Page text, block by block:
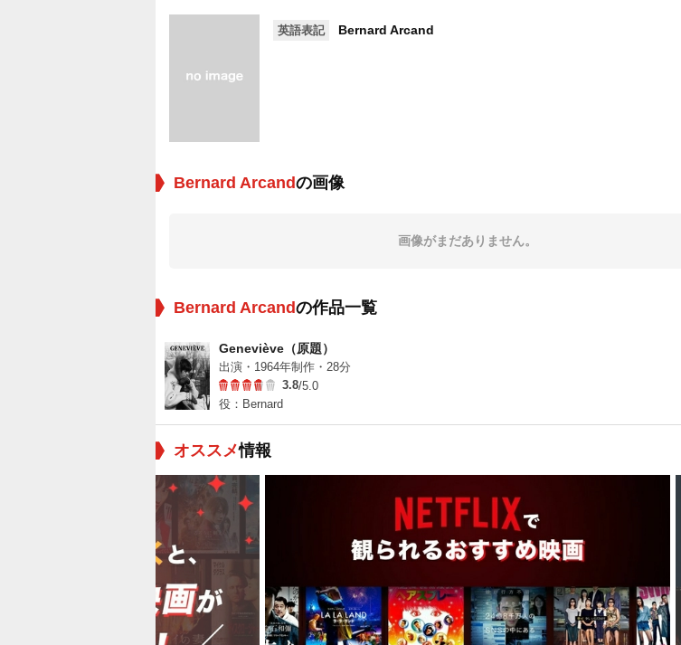
英語表記 Bernard Arcand
Bernard Arcandの画像
画像がまだありません。
Bernard Arcandの作品一覧
Geneviève（原題）
出演・1964年制作・28分
3.8/5.0
役：Bernard
オススメ情報